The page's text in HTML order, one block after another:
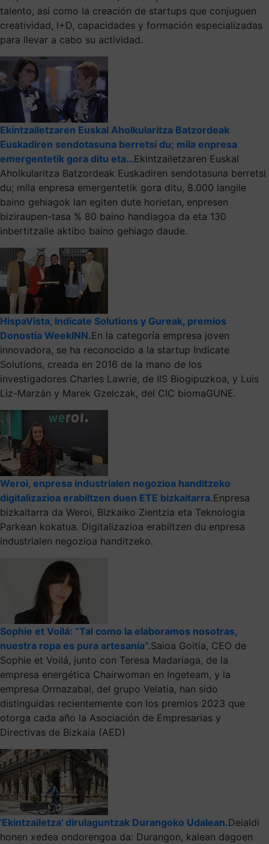
talento, así como la creación de startups que conjuguen
creatividad, I+D, capacidades y formación especializadas
para llevar a cabo su actividad.
Ekintzailetzaren Euskal Aholkularitza Batzordeak
Euskadiren sendotasuna berretsi du; mila enpresa
emergentetik gora ditu eta…Ekintzailetzaren Euskal
Aholkularitza Batzordeak Euskadiren sendotasuna berretsi
du; mila enpresa emergentetik gora ditu, 8.000 langile
baino gehiagok lan egiten dute horietan, enpresen
biziraupen-tasa % 80 baino handiagoa da eta 130
inbertitzaile aktibo baino gehiago daude.
HispaVista, Indicate Solutions y Gureak, premios
Donostia WeekINN.En la categoría empresa joven
innovadora, se ha reconocido a la startup Indicate
Solutions, creada en 2016 de la mano de los
investigadores Charles Lawrie, de IIS Biogipuzkoa, y Luis
Liz-Marzán y Marek Gzelczak, del CIC biomaGUNE.
Weroi, enpresa industrialen negozioa handitzeko
digitalizazioa erabiltzen duen ETE bizkaitarra.Enpresa
bizkaitarra da Weroi, Bizkaiko Zientzia eta Teknologia
Parkean kokatua. Digitalizazioa erabiltzen du enpresa
industrialen negozioa handitzeko.
Sophie et Voilá: “Tal como la elaboramos nosotras,
nuestra ropa es pura artesanía”.Saioa Goitia, CEO de
Sophie et Voilá, junto con Teresa Madariaga, de la
empresa energética Chairwoman en Ingeteam, y la
empresa Ormazabal, del grupo Velatia, han sido
distinguidas recientemente con los premios 2023 que
otorga cada año la Asociación de Empresarias y
Directivas de Bizkaia (AED)
'Ekintzailetza' dirulaguntzak Durangoko Udalean.Deialdi
honen xedea ondorengoa da: Durangon, kalean dagoen